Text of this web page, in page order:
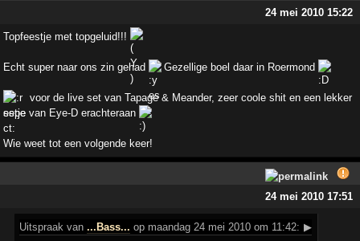
24 mei 2010 15:22
Topfeestje met topgeluid!!!
Echt super naar ons zin gehad Gezellige boel daar in Roermond
voor de live set van Tapage & Meander, zeer coole shit en een lekker
setje van Eye-D erachteraan
Wie weet tot een volgende keer!
24 mei 2010 17:51
Uitspraak van...Bass... op maandag 24 mei 2010 om 11:42: ▶